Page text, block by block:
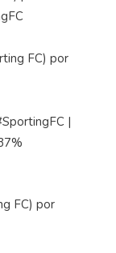
FC) por
|
FC) por